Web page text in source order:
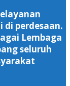
di perdesaan.
Lembaga
seluruh